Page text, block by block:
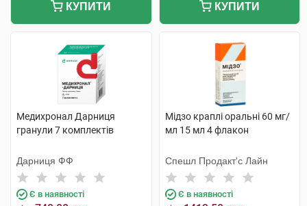
КУПИТИ КУПИТИ
Медихронал Дарниця
гранули 7 комплектів
Дарниця ФФ
Є в наявності
Мідзо краплі оральні 60 мг/
мл 15 мл 4 флакон
Спешл Продакт'с Лайн
Є в наявності